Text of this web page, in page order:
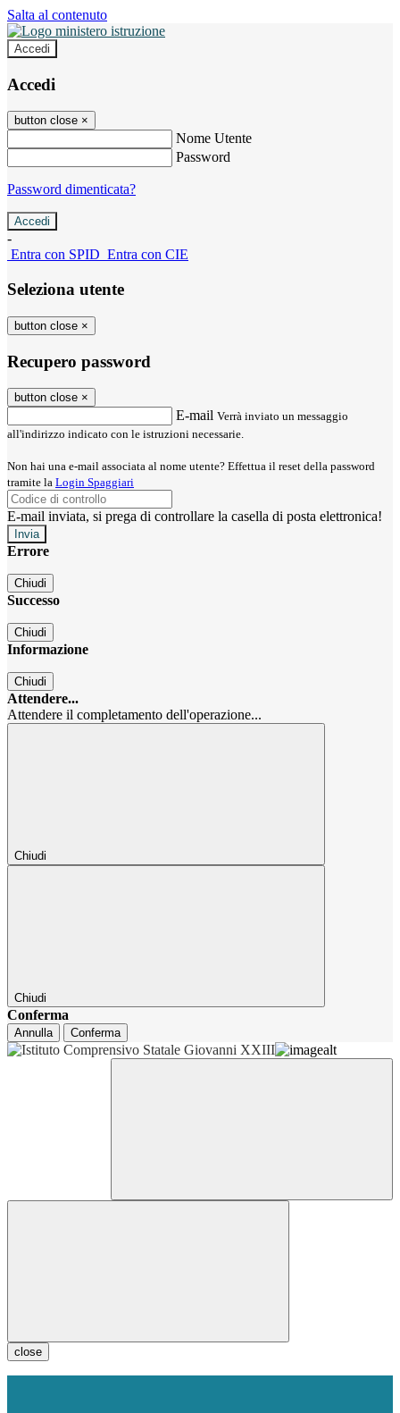
Salta al contenuto
Accedi
Accedi
button close ×
Nome Utente
Password
Password dimenticata?
-
Entra con SPID Entra con CIE
Seleziona utente
button close ×
Recupero password
button close ×
E-mail Verrà inviato un messaggio
all'indirizzo indicato con le istruzioni necessarie.
Non hai una e-mail associata al nome utente? Effettua il reset della password
tramite la Login Spaggiari
E-mail inviata, si prega di controllare la casella di posta elettronica!
Errore
Chiudi
Successo
Chiudi
Informazione
Chiudi
Attendere...
Attendere il completamento dell'operazione...
Chiudi
Chiudi
Conferma
Annulla Conferma
close